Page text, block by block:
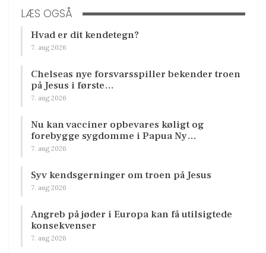
LÆS OGSÅ
Hvad er dit kendetegn?
7. aug 2026
Chelseas nye forsvarsspiller bekender troen
på Jesus i første…
7. aug 2026
Nu kan vacciner opbevares køligt og
forebygge sygdomme i Papua Ny…
7. aug 2026
Syv kendsgerninger om troen på Jesus
7. aug 2026
Angreb på jøder i Europa kan få utilsigtede
konsekvenser
7. aug 2026